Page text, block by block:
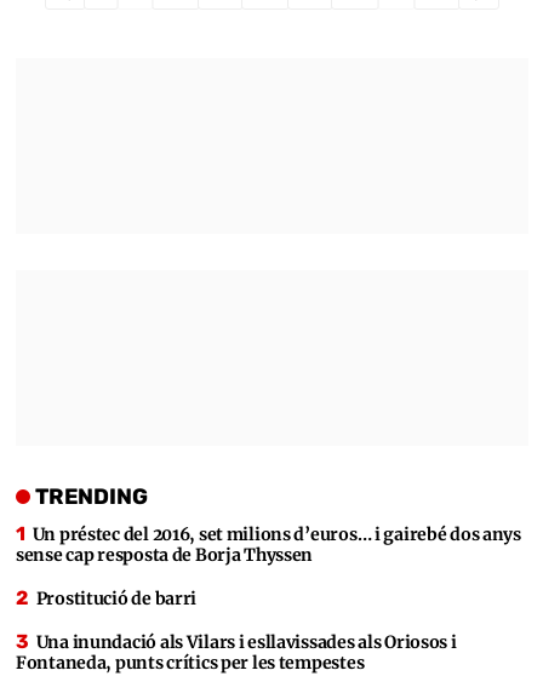
TRENDING
Un préstec del 2016, set milions d’euros… i gairebé dos anys
sense cap resposta de Borja Thyssen
Prostitució de barri
Una inundació als Vilars i esllavissades als Oriosos i
Fontaneda, punts crítics per les tempestes